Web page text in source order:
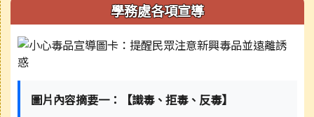
學務處各項宣導
圖片內容摘要一：【識毒、拒毒、反毒】